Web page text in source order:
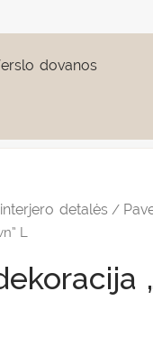
dovanos
detalės /
L